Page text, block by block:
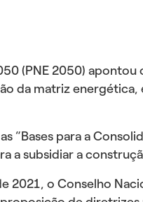
(PNE 2050)
da matriz
“Bases para a
a subsidiar a
2021, o Conselho